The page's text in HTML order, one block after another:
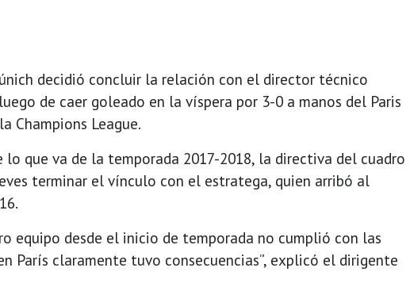
decidió concluir la relación con el director técnico
de caer goleado en la víspera por 3-0 a manos del Paris
Champions League.
lo que va de la temporada 2017-2018, la directiva del cuadro
terminar el vínculo con el estratega, quien arribó al
equipo desde el inicio de temporada no cumplió con las
París claramente tuvo consecuencias”, explicó el dirigente